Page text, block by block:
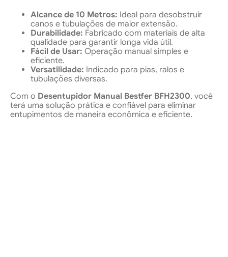
Alcance de 10 Metros: Ideal para desobstruir
canos e tubulações de maior extensão.
Durabilidade: Fabricado com materiais de alta
qualidade para garantir longa vida útil.
Fácil de Usar: Operação manual simples e
eficiente.
Versatilidade: Indicado para pias, ralos e
tubulações diversas.
Com o Desentupidor Manual Bestfer BFH2300, você
terá uma solução prática e confiável para eliminar
entupimentos de maneira econômica e eficiente.